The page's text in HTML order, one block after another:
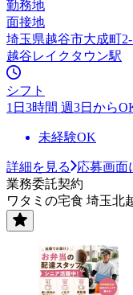
勤務地
面接地
埼玉県越谷市大成町2-
越谷レイクタウン駅
シフト
1日3時間 週3日から
未経験OK
詳細を見る
応募画面
業務委託契約
ワタミの宅食 埼玉北